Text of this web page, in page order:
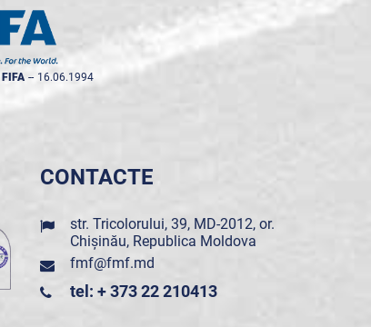
-- 16.06.1994
CONTACTE
str. Tricolorului, 39, MD-2012, or.
Chișinău, Republica Moldova
fmf@fmf.md
tel: + 373 22 210413